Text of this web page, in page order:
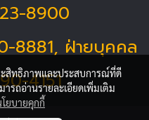
8900
8881, ฝ่ายบุคคล
4151
ะสิทธิภาพและประสบการณ์ที่ดี
ารถอ่านรายละเอียดเพิ่มเติม
ยบายคุกกี้